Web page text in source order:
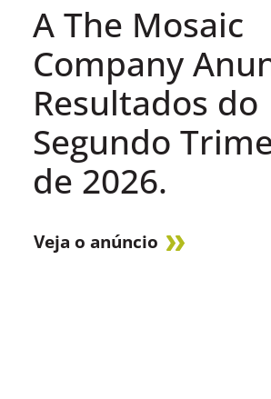
A The Mosaic
Company
Resultados do
Segundo
de 2026.
Veja o anúncio